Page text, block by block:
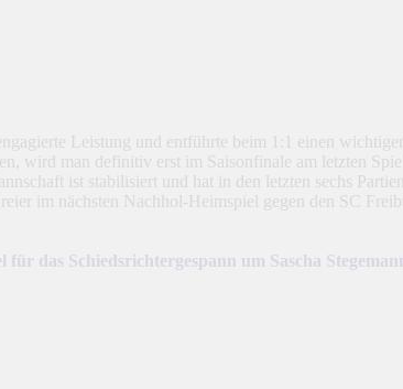
Leistung und entführte beim 1:1 einen
wird man definitiv erst im Saisonfinale am letzten
ist stabilisiert und hat in den letzten sechs
im nächsten Nachhol-Heimspiel gegen den SC
das Schiedsrichtergespann um Sascha